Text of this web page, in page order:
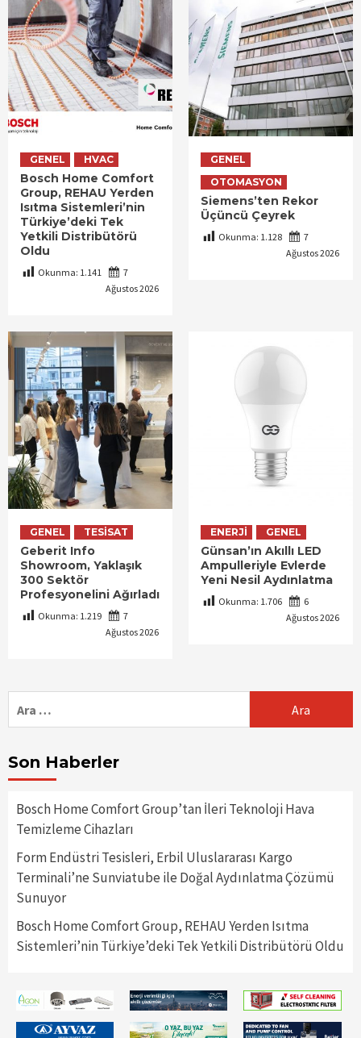
GENEL HVAC
Bosch Home Comfort
Group, REHAU Yerden
Isıtma Sistemleri’nin
Türkiye’deki Tek
Yetkili Distribütörü
Oldu
Okunma: 1.141
7
Ağustos 2026
GENEL
OTOMASYON
Siemens’ten Rekor
Üçüncü Çeyrek
Okunma: 1.128
7
Ağustos 2026
GENEL TESISAT
Geberit Info
Showroom, Yaklaşık
300 Sektör
Profesyonelini Ağırladı
Okunma: 1.219
7
Ağustos 2026
ENERJI GENEL
Günsan’ın Akıllı LED
Ampulleriyle Evlerde
Yeni Nesil Aydınlatma
Okunma: 1.706
6
Ağustos 2026
Son Haberler
Bosch Home Comfort Group’tan İleri Teknoloji Hava
Temizleme Cihazları
Form Endüstri Tesisleri, Erbil Uluslararası Kargo
Terminali’ne Sunviatube ile Doğal Aydınlatma Çözümü
Sunuyor
Bosch Home Comfort Group, REHAU Yerden Isıtma
Sistemleri’nin Türkiye’deki Tek Yetkili Distribütörü Oldu